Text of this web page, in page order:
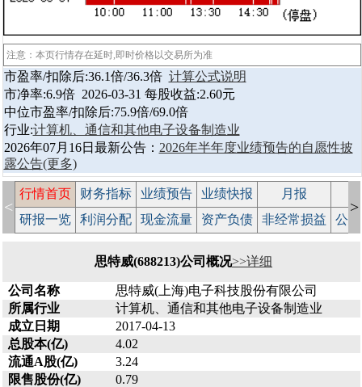
注意：本页行情存在延时,即时价格以交易所为准
市盈率/扣除后:36.1倍/36.3倍 计算公式说明
市净率:6.9倍 2026-03-31 每股收益:2.60元
中位市盈率/扣除后:75.9倍/69.0倍
行业:计算机、通信和其他电子设备制造业
2026年07月16日最新公告： 2026年半年度业绩预告的自愿性披
露公告(更多)
<
行情首页 财务指标 业绩预告 业绩快报 月报
研报一览
利润分配 现金流量 资产负债 非经常损益 公
>
思特威(688213)公司概况>>详细
公司名称
思特威(上海)电子科技股份有限公司
所属行业
计算机、通信和其他电子设备制造业
成立日期
2017-04-13
总股本(亿)
4.02
流通A股(亿)
3.24
限售股份(亿)
0.79